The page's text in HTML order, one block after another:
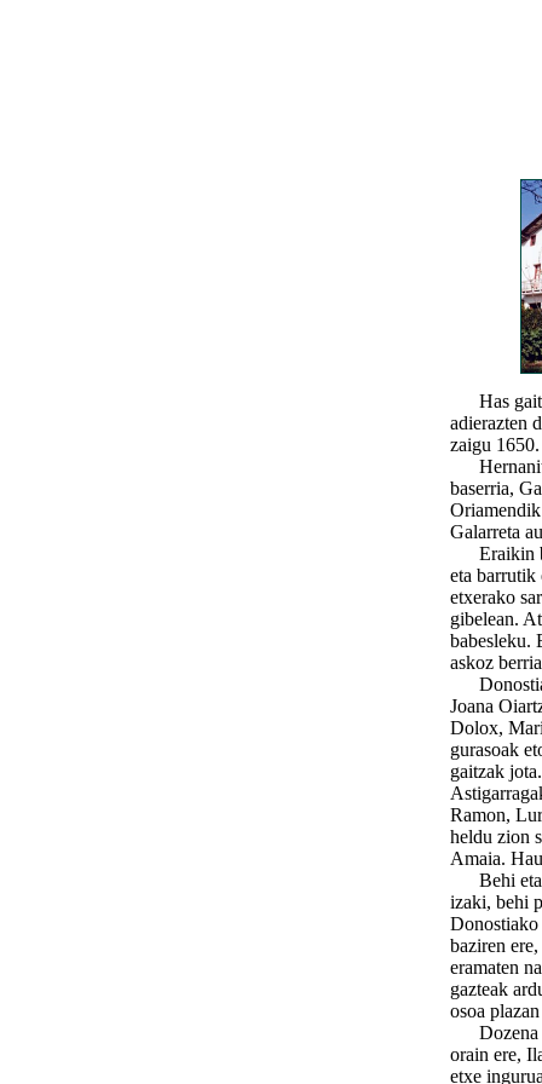
Has
adierazten
zaigu
baserria,
Oriamendik
Galarreta
Eraikin
eta barrutik
etxerako
gibelean.
babesleku.
askoz
Joana
Dolox,
gurasoak
gaitzak
Ramon,
heldu zion
Amaia.
Behi eta
izaki, behi
Donostiako
baziren
eramaten
gazteak
osoa
Dozena
orain ere,
etxe